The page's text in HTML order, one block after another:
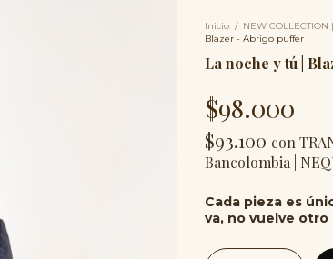
Inicio / NEW
Blazer - Abrigo puffer
La noche y tú |
$98.000
$93.100 con
Bancolombia |
Cada pieza es
va, no vuelve